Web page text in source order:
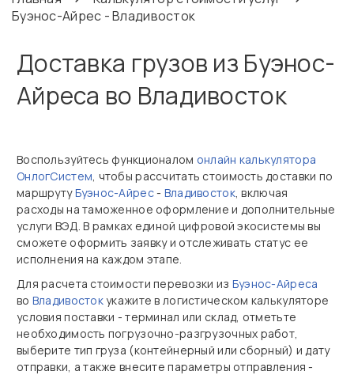
Буэнос-Айрес - Владивосток
Доставка грузов из Буэнос-
Айреса во Владивосток
Воспользуйтесь функционалом онлайн калькулятора
ОнлогСистем, чтобы рассчитать стоимость доставки по
маршрутуБуэнос-Айрес- Владивосток, включая
расходы на таможенное оформление и дополнительные
услуги ВЭД. В рамках единой цифровой экосистемы вы
сможете оформить заявку и отслеживать статус ее
исполнения на каждом этапе.
Для расчета стоимости перевозки из Буэнос-Айреса
во Владивостокукажите в логистическом калькуляторе
условия поставки - терминал или склад, отметьте
необходимость погрузочно‑разгрузочных работ,
выберите тип груза (контейнерный или сборный) и дату
отправки, а также внесите параметры отправления -